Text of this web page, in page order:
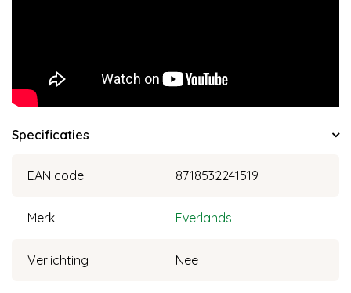
Specificaties
EAN code 8718532241519
Merk Everlands
Verlichting Nee